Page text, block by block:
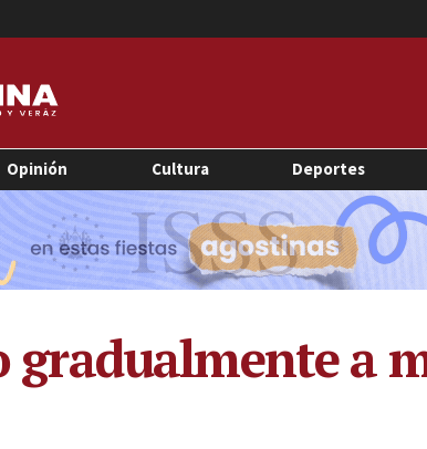
Opinión Cultura Deportes
gradualmente a